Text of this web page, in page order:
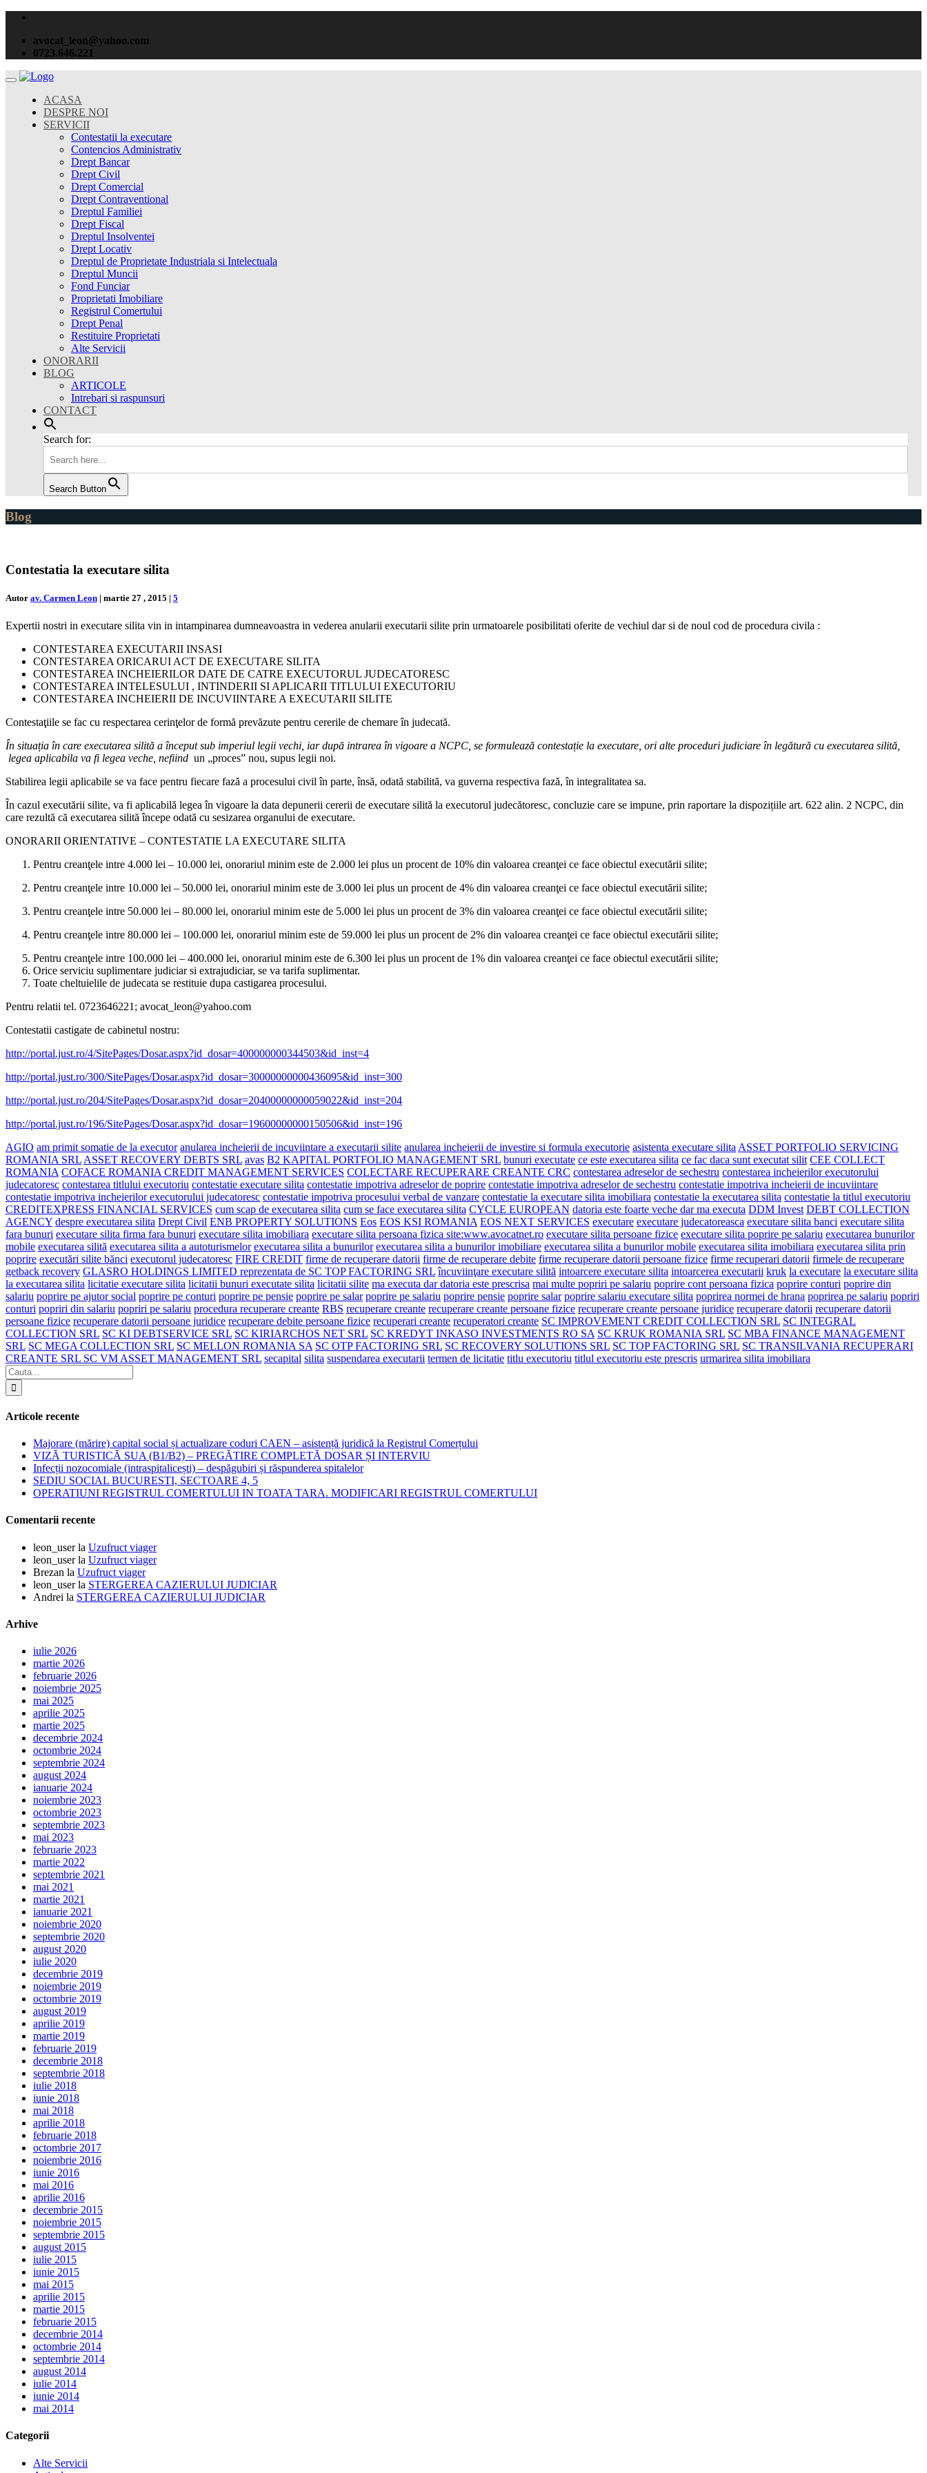
avocat_leon@yahoo.com
0723.646.221
ACASA
DESPRE NOI
SERVICII
Contestatii la executare
Contencios Administrativ
Drept Bancar
Drept Civil
Drept Comercial
Drept Contraventional
Dreptul Familiei
Drept Fiscal
Dreptul Insolventei
Drept Locativ
Dreptul de Proprietate Industriala si Intelectuala
Dreptul Muncii
Fond Funciar
Proprietati Imobiliare
Registrul Comertului
Drept Penal
Restituire Proprietati
Alte Servicii
ONORARII
BLOG
ARTICOLE
Intrebari si raspunsuri
CONTACT
Search for:
Search Button
Blog
Contestatia la executare silita
Autor av. Carmen Leon | martie 27 , 2015 | 5
Expertii nostri in executare silita vin in intampinarea dumneavoastra in vederea anularii executarii silite prin urmatoarele posibilitati oferite de vechiul dar si de noul cod de procedura civila :
CONTESTAREA EXECUTARII INSASI
CONTESTAREA ORICARUI ACT DE EXECUTARE SILITA
CONTESTAREA INCHEIERILOR DATE DE CATRE EXECUTORUL JUDECATORESC
CONTESTAREA INTELESULUI , INTINDERII SI APLICARII TITLULUI EXECUTORIU
CONTESTAREA INCHEIERII DE INCUVIINTARE A EXECUTARII SILITE
Contestaţiile se fac cu respectarea cerinţelor de formă prevăzute pentru cererile de chemare în judecată.
În situația în care executarea silită a început sub imperiul legii vechi, iar după intrarea în vigoare a NCPC, se formulează contestație la executare, ori alte proceduri judiciare în legătură cu executarea silită,
legea aplicabila va fi legea veche, nefiind un „proces” nou, supus legii noi.
Stabilirea legii aplicabile se va face pentru fiecare fază a procesului civil în parte, însă, odată stabilită, va guverna respectiva fază, în integralitatea sa.
În cazul executării silite, va fi aplicabilă legea în vigoare la data depunerii cererii de executare silită la executorul judecătoresc, concluzie care se impune, prin raportare la dispozițiile art. 622 alin. 2 NCPC, din
care rezultă că executarea silită începe odată cu sesizarea organului de executare.
ONORARII ORIENTATIVE – CONTESTATIE LA EXECUTARE SILITA
Pentru creanţele intre 4.000 lei – 10.000 lei, onorariul minim este de 2.000 lei plus un procent de 10% din valoarea creanţei ce face obiectul executării silite;
Pentru creanţele intre 10.000 lei – 50.000 lei, onorariul minim este de 3.000 lei plus un procent de 4% din valoarea creanţei ce face obiectul executării silite;
Pentru creanţele intre 50.000 lei – 80.000 lei, onorariul minim este de 5.000 lei plus un procent de 3% din valoarea creanţei ce face obiectul executării silite;
Pentru creanţele intre 80.000 lei – 100.000 lei, onorariul minim este de 59.000 lei plus un procent de 2% din valoarea creanţei ce face obiectul executării silite;
Pentru creanţele intre 100.000 lei – 400.000 lei, onorariul minim este de 6.300 lei plus un procent de 1% din valoarea creanţei ce face obiectul executării silite;
Orice serviciu suplimentare judiciar si extrajudiciar, se va tarifa suplimentar.
Toate cheltuielile de judecata se restituie dupa castigarea procesului.
Pentru relatii tel. 0723646221; avocat_leon@yahoo.com
Contestatii castigate de cabinetul nostru:
http://portal.just.ro/4/SitePages/Dosar.aspx?id_dosar=400000000344503&id_inst=4
http://portal.just.ro/300/SitePages/Dosar.aspx?id_dosar=30000000000436095&id_inst=300
http://portal.just.ro/204/SitePages/Dosar.aspx?id_dosar=20400000000059022&id_inst=204
http://portal.just.ro/196/SitePages/Dosar.aspx?id_dosar=19600000000150506&id_inst=196
AGIO am primit somatie de la executor anularea incheierii de incuviintare a executarii silite anularea incheierii de investire si formula executorie asistenta executare silita ASSET PORTFOLIO SERVICING
ROMANIA SRL ASSET RECOVERY DEBTS SRL avas B2 KAPITAL PORTFOLIO MANAGEMENT SRL bunuri executate ce este executarea silita ce fac daca sunt executat silit CEE COLLECT
ROMANIA COFACE ROMANIA CREDIT MANAGEMENT SERVICES COLECTARE RECUPERARE CREANTE CRC contestarea adreselor de sechestru contestarea incheierilor executorului
judecatoresc contestarea titlului executoriu contestatie executare silita contestatie impotriva adreselor de poprire contestatie impotriva adreselor de sechestru contestatie impotriva incheierii de incuviintare
contestatie impotriva incheierilor executorului judecatoresc contestatie impotriva procesului verbal de vanzare contestatie la executare silita imobiliara contestatie la executarea silita contestatie la titlul executoriu
CREDITEXPRESS FINANCIAL SERVICES cum scap de executarea silita cum se face executarea silita CYCLE EUROPEAN datoria este foarte veche dar ma executa DDM Invest DEBT COLLECTION
AGENCY despre executarea silita Drept Civil ENB PROPERTY SOLUTIONS Eos EOS KSI ROMANIA EOS NEXT SERVICES executare executare judecatoreasca executare silita banci executare silita
fara bunuri executare silita firma fara bunuri executare silita imobiliara executare silita persoana fizica site:www.avocatnet.ro executare silita persoane fizice executare silita poprire pe salariu executarea bunurilor
mobile executarea silită executarea silita a autoturismelor executarea silita a bunurilor executarea silita a bunurilor imobiliare executarea silita a bunurilor mobile executarea silita imobiliara executarea silita prin
poprire executări silite bănci executorul judecatoresc FIRE CREDIT firme de recuperare datorii firme de recuperare debite firme recuperare datorii persoane fizice firme recuperari datorii firmele de recuperare
getback recovery GLASRO HOLDINGS LIMITED reprezentata de SC TOP FACTORING SRL încuviinţare executare silită intoarcere executare silita intoarcerea executarii kruk la executare la executare silita
la executarea silita licitatie executare silita licitatii bunuri executate silita licitatii silite ma executa dar datoria este prescrisa mai multe popriri pe salariu poprire cont persoana fizica poprire conturi poprire din
salariu poprire pe ajutor social poprire pe conturi poprire pe pensie poprire pe salar poprire pe salariu poprire pensie poprire salar poprire salariu executare silita poprirea normei de hrana poprirea pe salariu popriri
conturi popriri din salariu popriri pe salariu procedura recuperare creante RBS recuperare creante recuperare creante persoane fizice recuperare creante persoane juridice recuperare datorii recuperare datorii
persoane fizice recuperare datorii persoane juridice recuperare debite persoane fizice recuperari creante recuperatori creante SC IMPROVEMENT CREDIT COLLECTION SRL SC INTEGRAL
COLLECTION SRL SC KI DEBTSERVICE SRL SC KIRIARCHOS NET SRL SC KREDYT INKASO INVESTMENTS RO SA SC KRUK ROMANIA SRL SC MBA FINANCE MANAGEMENT
SRL SC MEGA COLLECTION SRL SC MELLON ROMANIA SA SC OTP FACTORING SRL SC RECOVERY SOLUTIONS SRL SC TOP FACTORING SRL SC TRANSILVANIA RECUPERARI
CREANTE SRL SC VM ASSET MANAGEMENT SRL secapital silita suspendarea executarii termen de licitatie titlu executoriu titlul executoriu este prescris urmarirea silita imobiliara
Articole recente
Majorare (mărire) capital social și actualizare coduri CAEN – asistență juridică la Registrul Comerțului
VIZĂ TURISTICĂ SUA (B1/B2) – PREGĂTIRE COMPLETĂ DOSAR ȘI INTERVIU
Infecții nozocomiale (intraspitalicești) – despăgubiri și răspunderea spitalelor
SEDIU SOCIAL BUCURESTI, SECTOARE 4, 5
OPERATIUNI REGISTRUL COMERTULUI IN TOATA TARA. MODIFICARI REGISTRUL COMERTULUI
Comentarii recente
leon_userla Uzufruct viager
leon_userla Uzufruct viager
Brezan la Uzufruct viager
leon_userla STERGEREA CAZIERULUI JUDICIAR
Andrei la STERGEREA CAZIERULUI JUDICIAR
Arhive
iulie 2026
martie 2026
februarie 2026
noiembrie 2025
mai 2025
aprilie 2025
martie 2025
decembrie 2024
octombrie 2024
septembrie 2024
august 2024
ianuarie 2024
noiembrie 2023
octombrie 2023
septembrie 2023
mai 2023
februarie 2023
martie 2022
septembrie 2021
mai 2021
martie 2021
ianuarie 2021
noiembrie 2020
septembrie 2020
august 2020
iulie 2020
decembrie 2019
noiembrie 2019
octombrie 2019
august 2019
aprilie 2019
martie 2019
februarie 2019
decembrie 2018
septembrie 2018
iulie 2018
iunie 2018
mai 2018
aprilie 2018
februarie 2018
octombrie 2017
noiembrie 2016
iunie 2016
mai 2016
aprilie 2016
decembrie 2015
noiembrie 2015
septembrie 2015
august 2015
iulie 2015
iunie 2015
mai 2015
aprilie 2015
martie 2015
februarie 2015
decembrie 2014
octombrie 2014
septembrie 2014
august 2014
iulie 2014
iunie 2014
mai 2014
Categorii
Alte Servicii